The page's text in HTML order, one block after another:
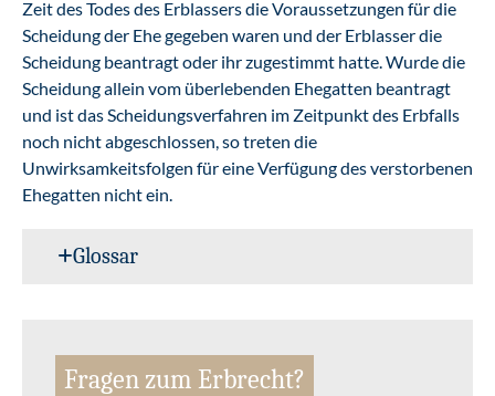
Zeit des Todes des Erblassers die Voraussetzungen für die
Scheidung der Ehe gegeben waren und der Erblasser die
Scheidung beantragt oder ihr zugestimmt hatte. Wurde die
Scheidung allein vom überlebenden Ehegatten beantragt
und ist das Scheidungsverfahren im Zeitpunkt des Erbfalls
noch nicht abgeschlossen, so treten die
Unwirksamkeitsfolgen für eine Verfügung des verstorbenen
Ehegatten nicht ein.
Glossar
Fragen zum Erbrecht?